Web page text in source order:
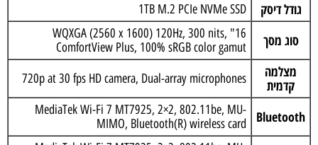
גודל דיסק 1TB M.2 PCIe NVMe SSD
סוג מסך
16" WQXGA (2560 x 1600) 120Hz, 300 nits,
ComfortView Plus, 100% sRGB color gamut
מצלמה
קדמית
720p at 30 fps HD camera, Dual-array microphones
Bluetooth
MediaTek Wi-Fi 7 MT7925, 2×2, 802.11be, MU-
MIMO, Bluetooth(R) wireless card